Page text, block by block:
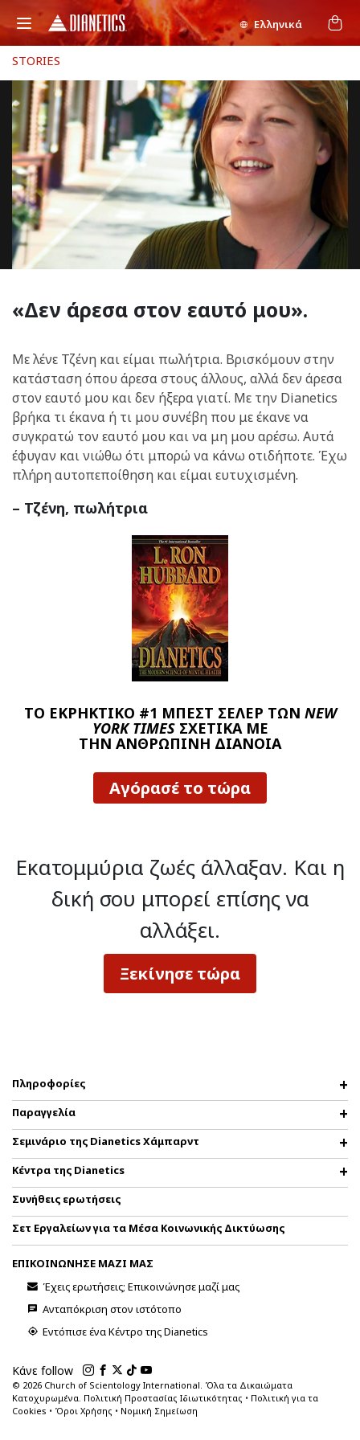
Ελληνικά
STORIES
«Δεν άρεσα στον εαυτό μου».
Με λένε Τζένη και είμαι πωλήτρια. Βρισκόμουν στην
κατάσταση όπου άρεσα στους άλλους, αλλά δεν άρεσα
στον εαυτό μου και δεν ήξερα γιατί. Με την Dianetics
βρήκα τι έκανα ή τι μου συνέβη που με έκανε να
συγκρατώ τον εαυτό μου και να μη μου αρέσω. Αυτά
έφυγαν και νιώθω ότι μπορώ να κάνω οτιδήποτε. Έχω
πλήρη αυτοπεποίθηση και είμαι ευτυχισμένη.
– Τζένη, πωλήτρια
ΤΟ ΕΚΡΗΚΤΙΚΟ #1 ΜΠΕΣΤ ΣΕΛΕΡ ΤΩΝ NEW
YORK TIMESΣΧΕΤΙΚΑ ΜΕ
ΤΗΝ ΑΝΘΡΩΠΙΝΗ ΔΙΑΝΟΙΑ
Αγόρασέ το τώρα
Εκατομμύρια ζωές άλλαξαν. Και η
δική σου μπορεί επίσης να
αλλάξει.
Ξεκίνησε τώρα
Πληροφορίες
Παραγγελία
Σεμινάριο της Dianetics Χάμπαρντ
Κέντρα της Dianetics
Συνήθεις ερωτήσεις
Σετ Εργαλείων για τα Μέσα Κοινωνικής Δικτύωσης
ΕΠΙΚΟΙΝΩΝΗΣΕ ΜΑΖΙ ΜΑΣ
Έχεις ερωτήσεις; Επικοινώνησε μαζί μας
Ανταπόκριση στον ιστότοπο
Εντόπισε ένα Κέντρο της Dianetics
Κάνε follow
© 2026 Church of Scientology International. Όλα τα Δικαιώματα
Κατοχυρωμένα. Πολιτική Προστασίας Ιδιωτικότητας • Πολιτική για τα
Cookies • Όροι Χρήσης • Νομική Σημείωση